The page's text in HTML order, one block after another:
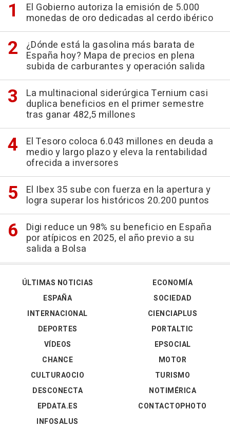
El Gobierno autoriza la emisión de 5.000
monedas de oro dedicadas al cerdo ibérico
¿Dónde está la gasolina más barata de
España hoy? Mapa de precios en plena
subida de carburantes y operación salida
La multinacional siderúrgica Ternium casi
duplica beneficios en el primer semestre
tras ganar 482,5 millones
El Tesoro coloca 6.043 millones en deuda a
medio y largo plazo y eleva la rentabilidad
ofrecida a inversores
El Ibex 35 sube con fuerza en la apertura y
logra superar los históricos 20.200 puntos
Digi reduce un 98% su beneficio en España
por atípicos en 2025, el año previo a su
salida a Bolsa
ÚLTIMAS NOTICIAS
ESPAÑA
INTERNACIONAL
DEPORTES
VÍDEOS
ECONOMÍA
SOCIEDAD
CIENCIAPLUS
PORTALTIC
EPSOCIAL
CHANCE
CULTURAOCIO
DESCONECTA
EPDATA.ES
INFOSALUS
MOTOR
TURISMO
NOTIMÉRICA
CONTACTOPHOTO